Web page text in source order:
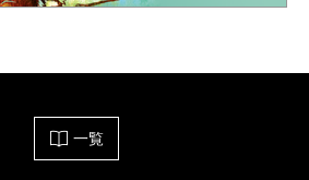
一覧